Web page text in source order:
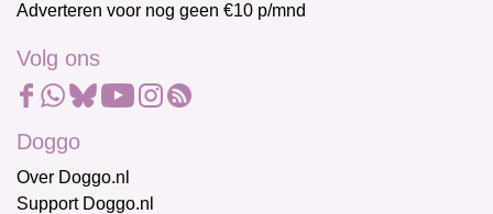
Adverteren voor nog geen €10 p/mnd
Volg ons
Doggo
Over Doggo.nl
Support Doggo.nl